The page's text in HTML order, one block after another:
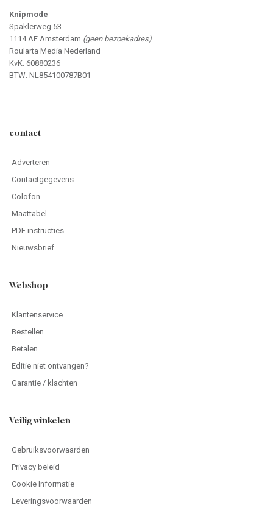
Knipmode
Spaklerweg 53
1114 AE Amsterdam (geen bezoekadres)
Roularta Media Nederland
KvK: 60880236
BTW: NL854100787B01
contact
Adverteren
Contactgegevens
Colofon
Maattabel
PDF instructies
Nieuwsbrief
Webshop
Klantenservice
Bestellen
Betalen
Editie niet ontvangen?
Garantie / klachten
Veilig winkelen
Gebruiksvoorwaarden
Privacy beleid
Cookie Informatie
Leveringsvoorwaarden